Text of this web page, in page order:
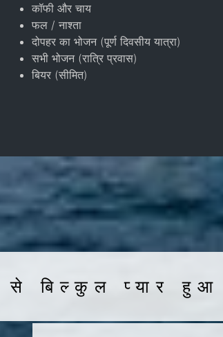
कॉफी और चाय
फल / नाश्ता
दोपहर का भोजन (पूर्ण दिवसीय यात्रा)
सभी भोजन (रात्रि प्रवास)
बियर (सीमित)
बिल्कुल प्यार